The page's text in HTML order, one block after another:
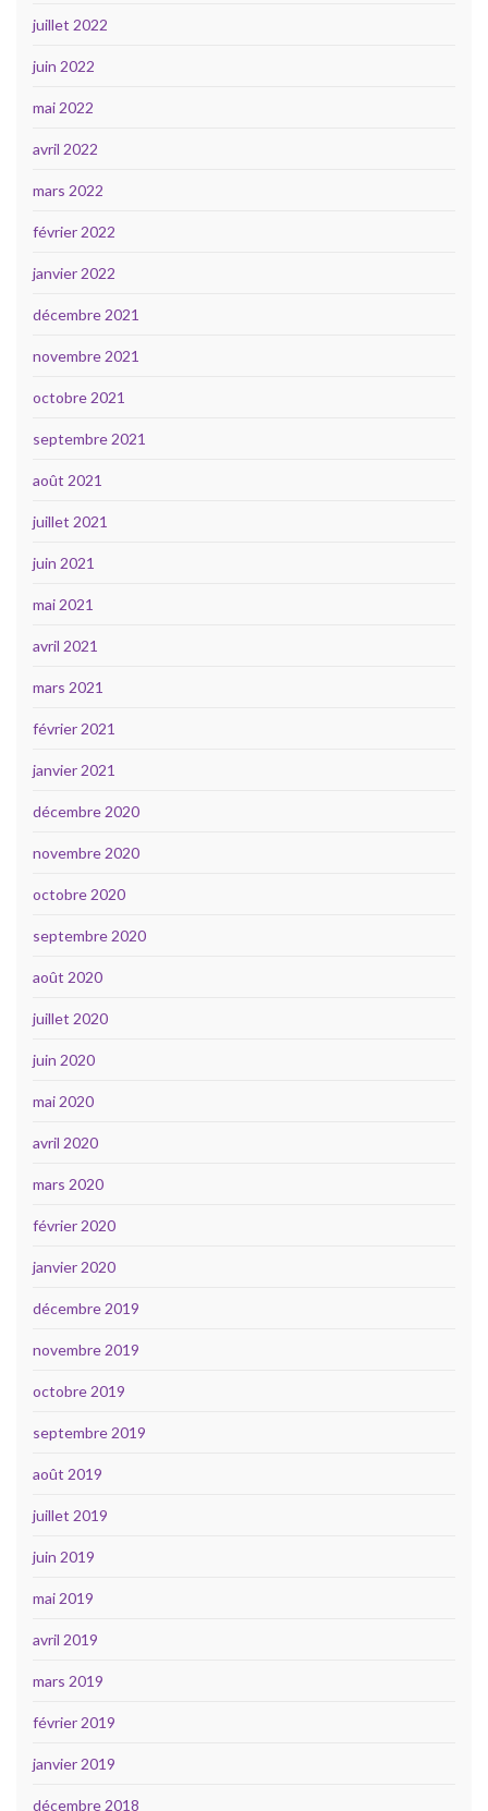
juillet 2022
juin 2022
mai 2022
avril 2022
mars 2022
février 2022
janvier 2022
décembre 2021
novembre 2021
octobre 2021
septembre 2021
août 2021
juillet 2021
juin 2021
mai 2021
avril 2021
mars 2021
février 2021
janvier 2021
décembre 2020
novembre 2020
octobre 2020
septembre 2020
août 2020
juillet 2020
juin 2020
mai 2020
avril 2020
mars 2020
février 2020
janvier 2020
décembre 2019
novembre 2019
octobre 2019
septembre 2019
août 2019
juillet 2019
juin 2019
mai 2019
avril 2019
mars 2019
février 2019
janvier 2019
décembre 2018